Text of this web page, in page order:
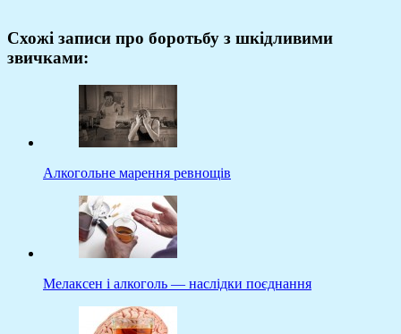
Схожі записи про боротьбу з шкідливими
звичками:
Алкогольне марення ревнощів
Мелаксен і алкоголь — наслідки поєднання